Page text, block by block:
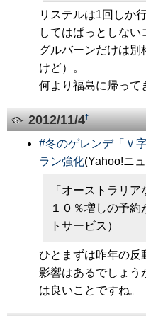
リステルは1回しか
してはぱっとしな
グルバーンだけは別
けど）。
何より福島に帰って
2012/11/4†
#冬のゲレンデ「Ｖ
ラン強化(Yahoo!ニ
「オーストラリ
１０％増しの予
トサービス）
ひとまずは昨年の反
影響はあるでしょう
は良いことですね。